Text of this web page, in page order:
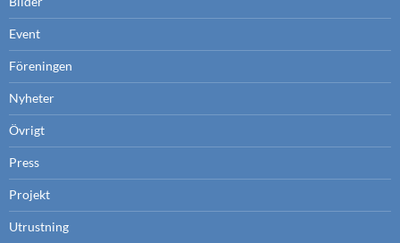
Event
Föreningen
Nyheter
Övrigt
Press
Projekt
Utrustning